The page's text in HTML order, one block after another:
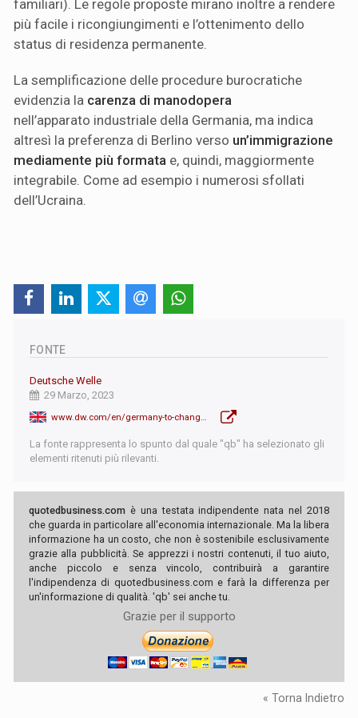
familiari). Le regole proposte mirano inoltre a rendere
più facile i ricongiungimenti e l’ottenimento dello
status di residenza permanente.
La semplificazione delle procedure burocratiche
evidenzia la carenza di manodopera
nell’apparato industriale della Germania, ma indica
altresì la preferenza di Berlino verso un’immigrazione
mediamente più formata e, quindi, maggiormente
integrabile. Come ad esempio i numerosi sfollati
dell’Ucraina.
FONTE
Deutsche Welle
29 Marzo, 2023
www.dw.com/en/germany-to-change-immigration-laws-in-attempt-to-attract-skilled-labor/a-65169420
La fonte rappresenta lo spunto dal quale "qb" ha selezionato gli
elementi ritenuti più rilevanti.
quotedbusiness.com è una testata indipendente nata nel 2018
che guarda in particolare all'economia internazionale. Ma la libera
informazione ha un costo, che non è sostenibile esclusivamente
grazie alla pubblicità. Se apprezzi i nostri contenuti, il tuo aiuto,
anche piccolo e senza vincolo, contribuirà a garantire
l'indipendenza di quotedbusiness.com e farà la differenza per
un'informazione di qualità. 'qb' sei anche tu.
Grazie per il supporto
« Torna Indietro